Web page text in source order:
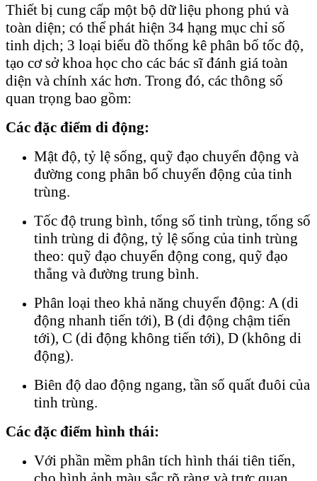
Thiết bị cung cấp một bộ dữ liệu phong phú và
toàn diện; có thể phát hiện 34 hạng mục chỉ số
tinh dịch; 3 loại biểu đồ thống kê phân bố tốc độ,
tạo cơ sở khoa học cho các bác sĩ đánh giá toàn
diện và chính xác hơn. Trong đó, các thông số
quan trọng bao gồm:
Các đặc điểm di động:
Mật độ, tỷ lệ sống, quỹ đạo chuyển động và
đường cong phân bố chuyển động của tinh
trùng.
Tốc độ trung bình, tổng số tinh trùng, tổng số
tinh trùng di động, tỷ lệ sống của tinh trùng
theo: quỹ đạo chuyển động cong, quỹ đạo
thẳng và đường trung bình.
Phân loại theo khả năng chuyển động: A (di
động nhanh tiến tới), B (di động chậm tiến
tới), C (di động không tiến tới), D (không di
động).
Biên độ dao động ngang, tần số quất đuôi của
tinh trùng.
Các đặc điểm hình thái:
Với phần mềm phân tích hình thái tiên tiến,